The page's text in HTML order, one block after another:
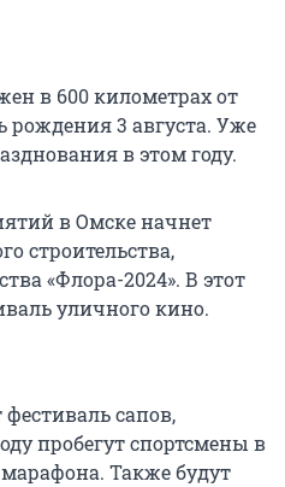
в 600 километрах от
рождения 3 августа. Уже
в этом году.
в Омске начнет
строительства,
«Флора-2024». В этот
уличного кино.
сапов,
пробегут спортсмены в
Также будут